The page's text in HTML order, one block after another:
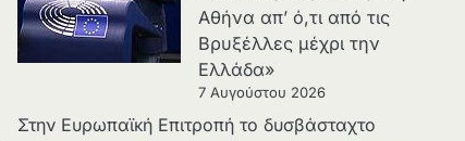
Αθήνα απ’ ό,τι από τις
Βρυξέλλες μέχρι την
Ελλάδα»
7 Αυγούστου 2026
Στην Ευρωπαϊκή Επιτροπή το δυσβάσταχτο